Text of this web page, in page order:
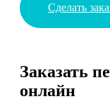
Сделать
Заказать
онлайн